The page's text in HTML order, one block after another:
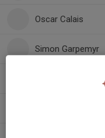
Oscar Calais
Simon Garpemyr